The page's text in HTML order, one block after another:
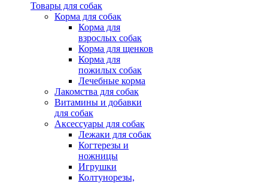
Товары для собак
Корма для собак
Корма для
взрослых собак
Корма для щенков
Корма для
пожилых собак
Лечебные корма
Лакомства для собак
Витамины и добавки
для собак
Аксессуары для собак
Лежаки для собак
Когтерезы и
ножницы
Игрушки
Колтунорезы,